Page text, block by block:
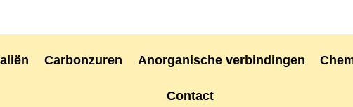
Carbonzuren Anorganische verbindingen
Contact